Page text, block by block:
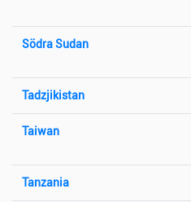
Södra Sudan
Tadzjikistan
Taiwan
Tanzania